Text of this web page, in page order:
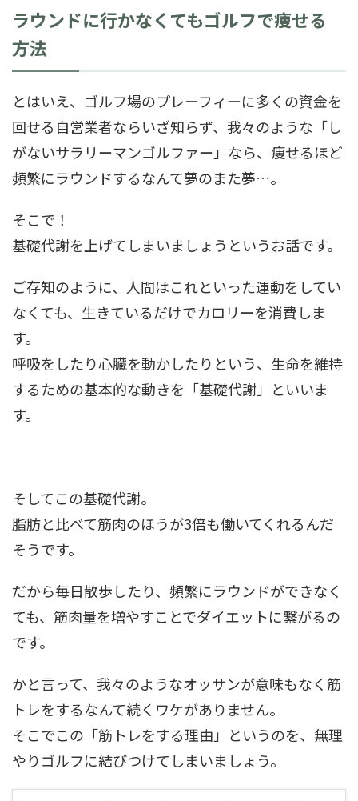
ラウンドに行かなくてもゴルフで痩せる
方法
とはいえ、ゴルフ場のプレーフィーに多くの資金を
回せる自営業者ならいざ知らず、我々のような「し
がないサラリーマンゴルファー」なら、痩せるほど
頻繁にラウンドするなんて夢のまた夢…。
そこで！
基礎代謝を上げてしまいましょうというお話です。
ご存知のように、人間はこれといった運動をしてい
なくても、生きているだけでカロリーを消費しま
す。
呼吸をしたり心臓を動かしたりという、生命を維持
するための基本的な動きを「基礎代謝」といいま
す。
そしてこの基礎代謝。
脂肪と比べて筋肉のほうが3倍も働いてくれるんだ
そうです。
だから毎日散歩したり、頻繁にラウンドができなく
ても、筋肉量を増やすことでダイエットに繋がるの
です。
かと言って、我々のようなオッサンが意味もなく筋
トレをするなんて続くワケがありません。
そこでこの「筋トレをする理由」というのを、無理
やりゴルフに結びつけてしまいましょう。